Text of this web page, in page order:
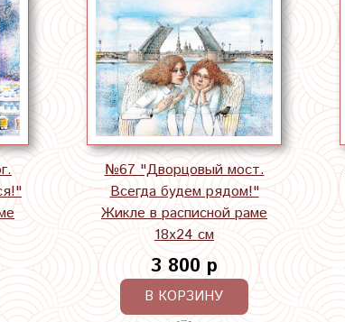
№67 "Дворцовый мост.
Всегда будем рядом!"
Жикле в расписной раме
18х24 см
3 800 р
В КОРЗИНУ